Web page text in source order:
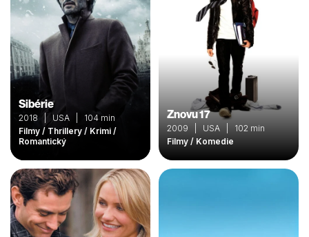
Sibérie
2018 | USA | 104 min
Filmy / Thrillery / Krimi /
Romantický
Znovu 17
2009 | USA | 102 min
Filmy / Komedie